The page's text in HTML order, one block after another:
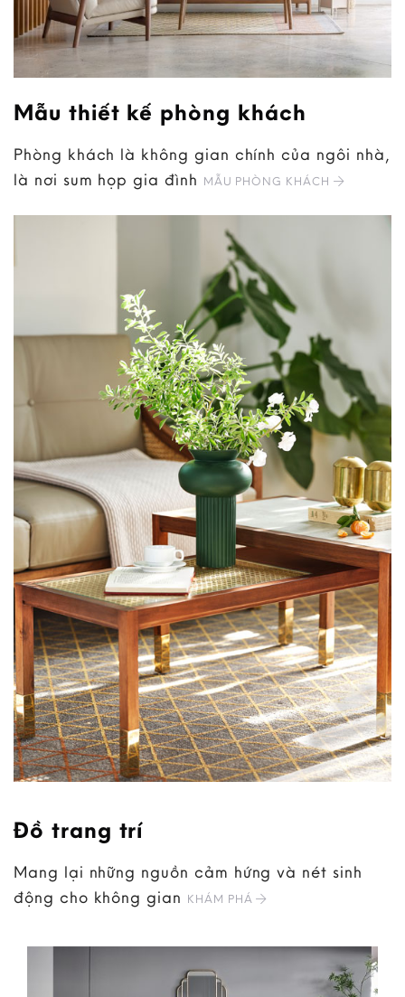
Mẫu thiết kế phòng khách
Phòng khách là không gian chính của ngôi nhà,
là nơi sum họp gia đình MẪU PHÒNG KHÁCH
Đồ trang trí
Mang lại những nguồn cảm hứng và nét sinh
động cho không gian KHÁM PHÁ